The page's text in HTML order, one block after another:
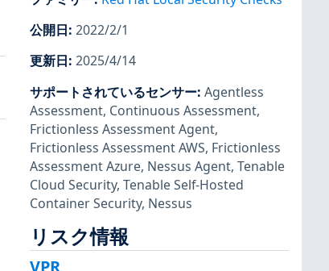
公開日: 2022/2/1
更新日: 2025/4/14
サポートされているセンサー: Agentless
Assessment, Continuous Assessment,
Frictionless Assessment Agent,
Frictionless Assessment AWS, Frictionless
Assessment Azure, Nessus Agent, Tenable
Cloud Security, Tenable Self-Hosted
Container Security, Nessus
リスク情報
VPR